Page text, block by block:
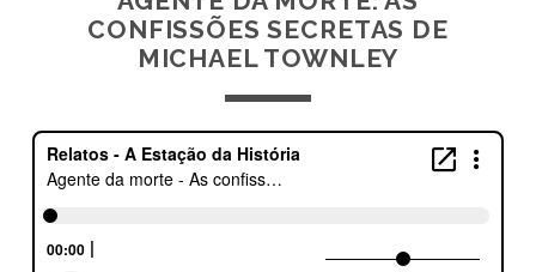
CONFISSÕES SECRETAS DE
MICHAEL TOWNLEY